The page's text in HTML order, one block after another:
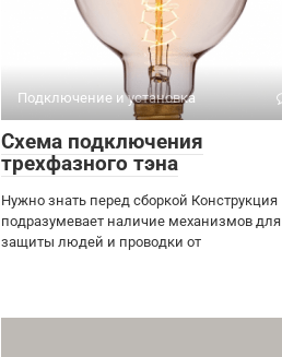
Подключение и установка
Схема подключения
трехфазного тэна
Нужно знать перед сборкой Конструкция
подразумевает наличие механизмов для
защиты людей и проводки от